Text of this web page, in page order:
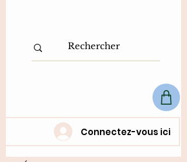
Connectez-vous ici